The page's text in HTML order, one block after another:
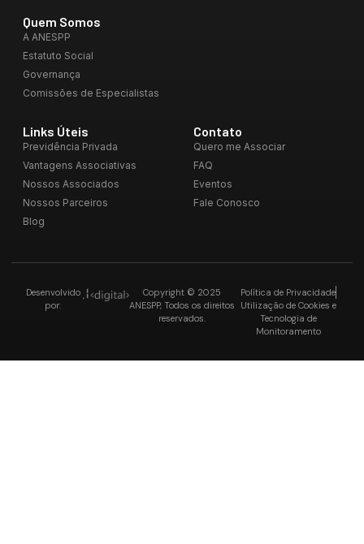
Quem Somos
A ANESPP
Estatuto Social
Governança
Comissões de Especialistas
Links Úteis
Previdência Privada
Vantagens Associativas
Nossos Associados
Nossos Parceiros
Blog
Contato
Quero me Associar
FAQ
Eventos
Fale Conosco
Copyright © 2025
ANESPP, Todos os direitos
reservados.
Desenvolvido
por:
Política de Privacidade
Utilização de Cookies e
Tecnologia de
Monitoramento